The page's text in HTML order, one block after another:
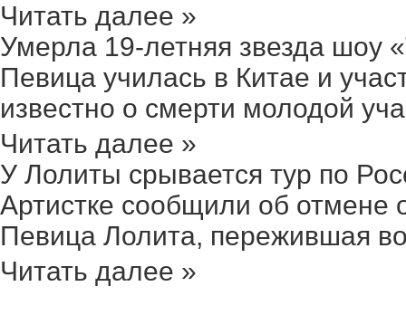
Читать далее »
Умерла 19-летняя звезда шоу
Певица училась в Китае и
известно о смерти молодой
Читать далее »
У Лолиты срывается тур по
Артистке сообщили об отмене
Певица Лолита, пережившая
Читать далее »